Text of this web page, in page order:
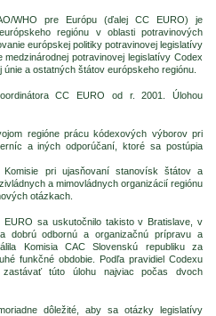
WHO pre Európu (ďalej CC EURO) je
regiónu v oblasti potravinových
európskej politiky potravinovej legislatívy
potravinovej legislatívy Codex
a ostatných štátov európskeho regiónu.
CC EURO od r. 2001. Úlohou
regióne prácu kódexových výborov pri
a iných odporúčaní, ktoré sa postúpia
Komisie pri ujasňovaní stanovísk štátov a
a mimovládnych organizácií regiónu
otázkach.
EURO sa uskutočnilo takisto v Bratislave, v
dobrú odbornú a organizačnú prípravu a
Komisia CAC Slovenskú republiku za
funkčné obdobie. Podľa pravidiel Codexu
zastávať túto úlohu najviac počas dvoch
dôležité, aby sa otázky legislatívy